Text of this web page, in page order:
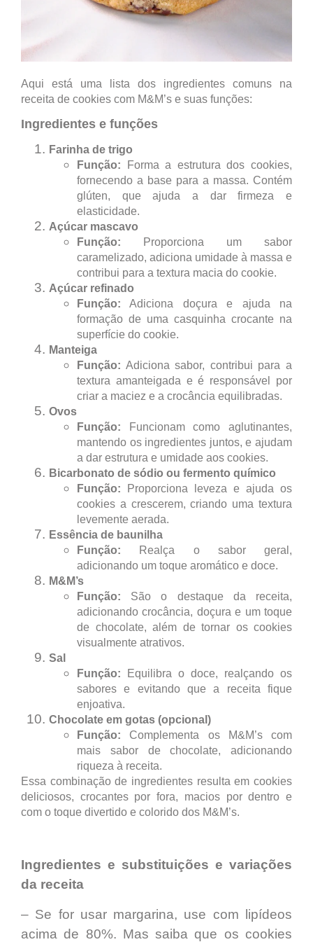
Aqui está uma lista dos ingredientes comuns na
receita de cookies com M&M’s e suas funções:
Ingredientes e funções
Farinha de trigo
Função: Forma a estrutura dos cookies,
fornecendo a base para a massa. Contém
glúten, que ajuda a dar firmeza e
elasticidade.
Açúcar mascavo
Função: Proporciona um sabor
caramelizado, adiciona umidade à massa e
contribui para a textura macia do cookie.
Açúcar refinado
Função: Adiciona doçura e ajuda na
formação de uma casquinha crocante na
superfície do cookie.
Manteiga
Função: Adiciona sabor, contribui para a
textura amanteigada e é responsável por
criar a maciez e a crocância equilibradas.
Ovos
Função: Funcionam como aglutinantes,
mantendo os ingredientes juntos, e ajudam
a dar estrutura e umidade aos cookies.
Bicarbonato de sódio ou fermento químico
Função: Proporciona leveza e ajuda os
cookies a crescerem, criando uma textura
levemente aerada.
Essência de baunilha
Função: Realça o sabor geral,
adicionando um toque aromático e doce.
M&M’s
Função: São o destaque da receita,
adicionando crocância, doçura e um toque
de chocolate, além de tornar os cookies
visualmente atrativos.
Sal
Função: Equilibra o doce, realçando os
sabores e evitando que a receita fique
enjoativa.
Chocolate em gotas (opcional)
Função: Complementa os M&M’s com
mais sabor de chocolate, adicionando
riqueza à receita.
Essa combinação de ingredientes resulta em cookies
deliciosos, crocantes por fora, macios por dentro e
com o toque divertido e colorido dos M&M’s.
Ingredientes e substituições e variações
da receita
– Se for usar margarina, use com lipídeos
acima de 80%. Mas saiba que os cookies